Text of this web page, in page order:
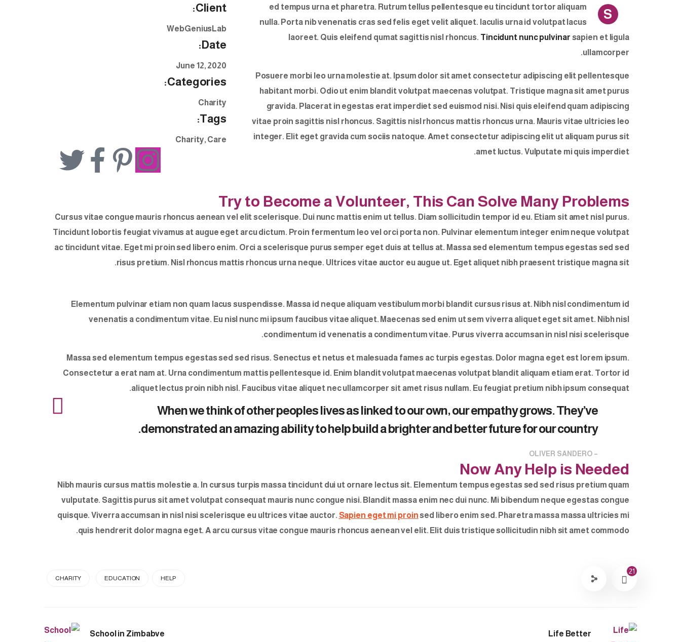
S
ed tempus urna et pharetra. Rutrum tellus pellentesque eu tincidunt tortor aliquam
nulla. Porta nib venenatis cras sed felis eget velit aliquet. Iaculis urna id volutpat lacus
laoreet. Quis eleifend qumat sagittis nisl rhoncus. Tincidunt nunc pulvinar sapien et ligula
ullamcorper.
Posuere morbi leo urna molestie at. Ipsum dolor sit amet consectetur adipiscing elit pellentesque
habitant morbi. Odio ut enim blandit volutpat maecenas volutpat. Tristique magna sit amet purus
gravida. Placerat in egestas erat imperdiet sed euismod nisi. Nisi quis eleifend quam adipiscing
vitae proin sagittis nisl rhoncus. Sagittis nisl rhoncus mattis rhoncus urna. Mauris vitae ultricies leo
integer. Elit eget gravida cum sociis natoque. Amet consectetur adipiscing elit ut aliquam purus sit
amet luctus. Vulputate mi quis imperdiet.
Client:
WebGeniusLab
Date:
June 12, 2020
Categories:
Charity
Tags:
Charity, Care
Try to Become a Volunteer, This Can Solve Many Problems
Cursus vitae congue mauris rhoncus aenean vel elit scelerisque. Dui nunc mattis enim ut tellus. Diam sollicitudin tempor id eu. Etiam sit amet nisl purus.
Tincidunt lobortis feugiat vivamus at augue eget arcu dictum. Proin fermentum leo vel orci porta non. Pulvinar elementum integer enim neque volutpat
ac tincidunt vitae. Eget mi proin sed libero enim. Orci a scelerisque purus semper eget duis at tellus at. Massa sed elementum tempus egestas sed sed
risus pretium. Nisl rhoncus mattis rhoncus urna neque. Ultrices vitae auctor eu augue ut. Eget aliquet nibh praesent tristique magna sit.
Elementum pulvinar etiam non quam lacus suspendisse. Massa id neque aliquam vestibulum morbi blandit cursus risus at. Nibh nisl condimentum id
venenatis a condimentum vitae. Eu nisl nunc mi ipsum faucibus vitae aliquet. Maecenas sed enim ut sem viverra aliquet eget sit amet. Nibh nisl
condimentum id venenatis a condimentum vitae. Purus viverra accumsan in nisl nisi scelerisque.
Massa sed elementum tempus egestas sed sed risus. Senectus et netus et malesuada fames ac turpis egestas. Dolor magna eget est lorem ipsum.
Consectetur a erat nam at. Urna condimentum mattis pellentesque id. Enim blandit volutpat maecenas volutpat blandit aliquam etiam erat. Tortor id
aliquet lectus proin nibh nisl. Faucibus vitae aliquet nec ullamcorper sit amet risus nullam. Eu feugiat pretium nibh ipsum consequat.
When we think of other peoples lives as linked to our own, our empathy grows. They’ve
demonstrated an amazing ability to help build a brighter and better future for our country.
– OLIVER SANDERO
Now Any Help is Needed
Nibh mauris cursus mattis molestie a. In cursus turpis massa tincidunt dui ut ornare lectus sit. Elementum tempus egestas sed sed risus pretium quam
vulputate. Sagittis purus sit amet volutpat consequat mauris nunc congue nisi. Blandit massa enim nec dui nunc. Mi bibendum neque egestas congue
quisque. Viverra accumsan in nisl nisi scelerisque eu ultrices vitae auctor. Sapien eget mi proinsed libero enim sed. Pharetra massa massa ultricies mi
quis hendrerit dolor magna eget. A arcu cursus vitae congue mauris rhoncus aenean vel elit. Elit duis tristique sollicitudin nibh sit amet commodo.
CHARITY EDUCATION HELP
21
Life Better
School in Zimbabve